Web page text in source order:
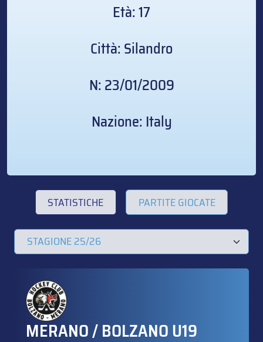
Età: 17
Città: Silandro
N: 23/01/2009
Nazione: Italy
STATISTICHE PARTITE GIOCATE
MERANO / BOLZANO U19